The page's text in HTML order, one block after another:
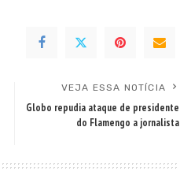
VEJA ESSA NOTÍCIA
Globo repudia ataque de presidente
do Flamengo a jornalista